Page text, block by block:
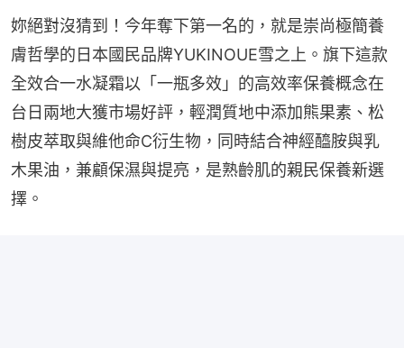
妳絕對沒猜到！今年奪下第一名的，就是崇尚極簡養
膚哲學的日本國民品牌YUKINOUE雪之上。旗下這款
全效合一水凝霜以「一瓶多效」的高效率保養概念在
台日兩地大獲市場好評，輕潤質地中添加熊果素、松
樹皮萃取與維他命C衍生物，同時結合神經醯胺與乳
木果油，兼顧保濕與提亮，是熟齡肌的親民保養新選
擇。